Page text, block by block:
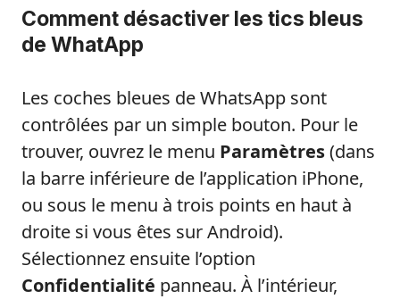
Comment désactiver les tics bleus
de WhatApp
Les coches bleues de WhatsApp sont
contrôlées par un simple bouton. Pour le
trouver, ouvrez le menu Paramètres(dans
la barre inférieure de l’application iPhone,
ou sous le menu à trois points en haut à
droite si vous êtes sur Android).
Sélectionnez ensuite l’option
Confidentialité panneau. À l’intérieur,